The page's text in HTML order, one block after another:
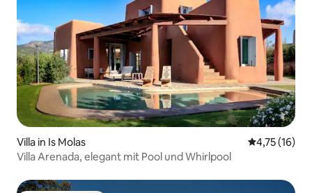
Villa in Is Molas
4,75 (16)
Villa Arenada, elegant mit Pool und Whirlpool